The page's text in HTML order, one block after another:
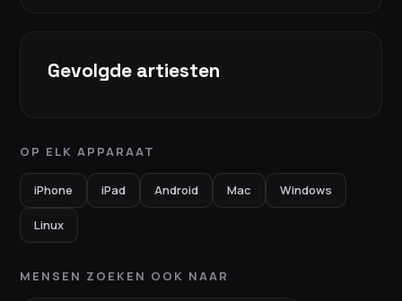
Gevolgde artiesten
OP ELK APPARAAT
iPhone iPad Android Mac Windows
Linux
MENSEN ZOEKEN OOK NAAR